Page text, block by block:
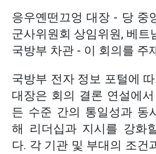
응우옌떤끄엉 대장 - 당 중
군사위원회 상임위원, 베트
국방부 차관 - 이 회의를 주
국방부 전자 정보 포털에
대장은 회의 결론 연설에
든 수준 간의 통일성과 동
해 리더십과 지시를 강화
다. 각 기관 및 부대의 조건